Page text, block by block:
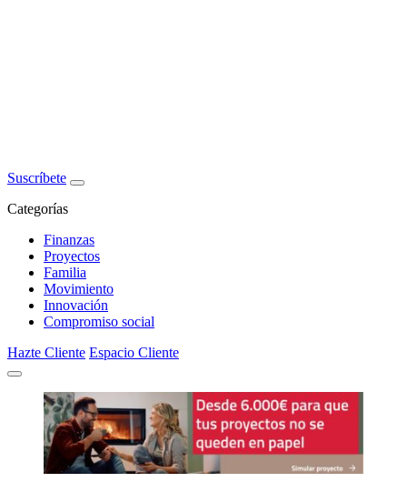
Suscríbete
Categorías
Finanzas
Proyectos
Familia
Movimiento
Innovación
Compromiso social
Hazte Cliente Espacio Cliente